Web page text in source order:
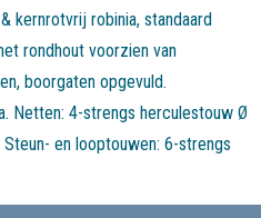
kernrotvrij robinia, standaard
rondhout voorzien van
boorgaten opgevuld.
Netten: 4-strengs herculestouw Ø
en looptouwen: 6-strengs